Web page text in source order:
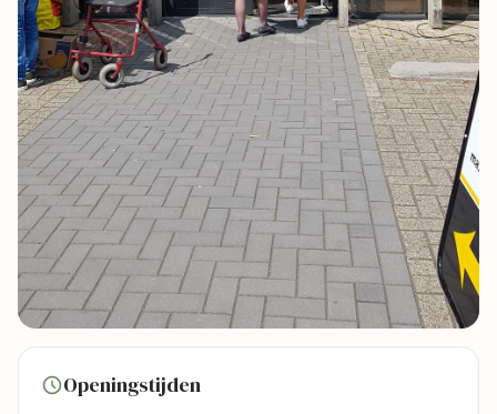
Bekijk kaart
Openingstijden